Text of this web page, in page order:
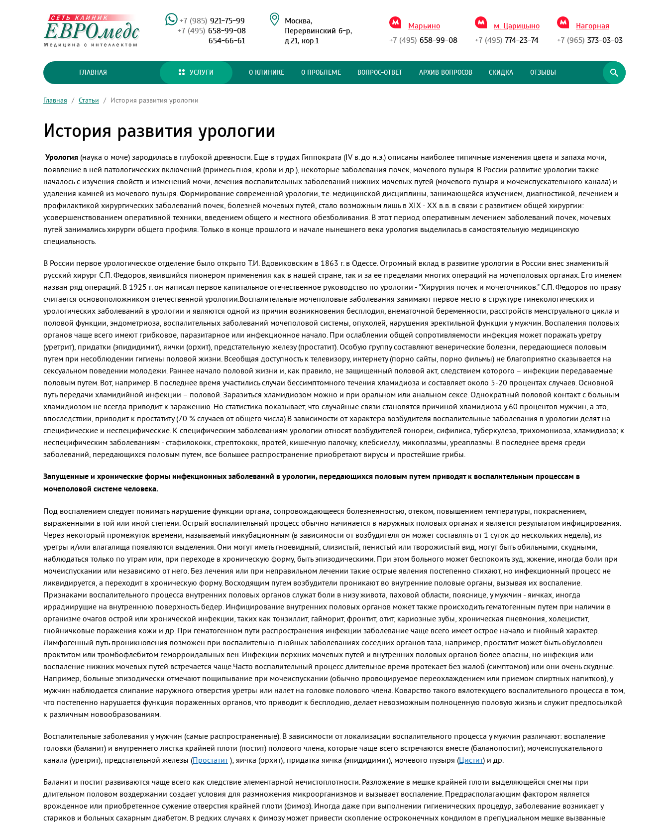
+7 (985) 921-75-99
+7 (495) 658-99-08
654-66-61
Москва,
Перервинский б-р,
д.21, кор.1
Марьино
+7 (495) 658-99-08
м. Царицыно
+7 (495) 774-23-74
Нагорная
+7 (965) 373-03-03
ГЛАВНАЯ УСЛУГИ О КЛИНИКЕ О ПРОБЛЕМЕ ВОПРОС-ОТВЕТ АРХИВ ВОПРОСОВ СКИДКА ОТЗЫВЫ
Главная / Статьи / История развития урологии
История развития урологии
Урология (наука о моче) зародилась в глубокой древности. Еще в трудах Гиппократа (IV в. до н.э.) описаны наиболее типичные изменения цвета и запаха мочи,
появление в ней патологических включений (примесь гноя, крови и др.), некоторые заболевания почек, мочевого пузыря. В России развитие урологии также
началось с изучения свойств и изменений мочи, лечения воспалительных заболеваний нижних мочевых путей (мочевого пузыря и мочеиспускательного канала) и
удаления камней из мочевого пузыря. Формирование современной урологии, т.е. медицинской дисциплины, занимающейся изучением, диагностикой, лечением и
профилактикой хирургических заболеваний почек, болезней мочевых путей, стало возможным лишь в XIX - XX в.в. в связи с развитием общей хирургии:
усовершенствованием оперативной техники, введением общего и местного обезболивания. В этот период оперативным лечением заболеваний почек, мочевых
путей занимались хирурги общего профиля. Только в конце прошлого и начале нынешнего века урология выделилась в самостоятельную медицинскую
специальность.
В России первое урологическое отделение было открыто Т.И. Вдовиковским в 1863 г. в Одессе. Огромный вклад в развитие урологии в России внес знаменитый
русский хирург С.П. Федоров, явившийся пионером применения как в нашей стране, так и за ее пределами многих операций на мочеполовых органах. Его именем
назван ряд операций. В 1925 г. он написал первое капитальное отечественное руководство по урологии - "Хирургия почек и мочеточников." С.П. Федоров по праву
считается основоположником отечественной урологии.Воспалительные мочеполовые заболевания занимают первое место в структуре гинекологических и
урологических заболеваний в урологии и являются одной из причин возникновения бесплодия, внематочной беременности, расстройств менструального цикла и
половой функции, эндометриоза, воспалительных заболеваний мочеполовой системы, опухолей, нарушения эректильной функции у мужчин. Воспаления половых
органов чаще всего имеют грибковое, паразитарное или инфекционное начало. При ослаблении общей сопротивляемости инфекция может поражать уретру
(уретрит), придатки (эпидидимит), яички (орхит), предстательную железу (простатит). Особую группу составляют венерические болезни, передающиеся половым
путем при несоблюдении гигиены половой жизни. Всеобщая доступность к телевизору, интернету (порно сайты, порно фильмы) не благоприятно сказывается на
сексуальном поведении молодежи. Раннее начало половой жизни и, как правило, не защищенный половой акт, следствием которого – инфекции передаваемые
половым путем. Вот, например. В последнее время участились случаи бессимптомного течения хламидиоза и составляет около 5-20 процентах случаев. Основной
путь передачи хламидийной инфекции – половой. Заразиться хламидиозом можно и при оральном или анальном сексе. Однократный половой контакт с больным
хламидиозом не всегда приводит к заражению. Но статистика показывает, что случайные связи становятся причиной хламидиоза у 60 процентов мужчин, а это,
впоследствии, приводит к простатиту (70 % случаев от общего числа).В зависимости от характера возбудителя воспалительные заболевания в урологии делят на
специфические и неспецифические. К специфическим заболеваниям урологии относят возбудителей гонореи, сифилиса, туберкулеза, трихомониоза, хламидиоза; к
неспецифическим заболеваниям - стафилококк, стрептококк, протей, кишечную палочку, клебсиеллу, микоплазмы, уреаплазмы. В последнее время среди
заболеваний, передающихся половым путем, все большее распространение приобретают вирусы и простейшие грибы.
Запущенные и хронические формы инфекционных заболеваний в урологии, передающихся половым путем приводят к воспалительным процессам в
мочеполовой системе человека.
Под воспалением следует понимать нарушение функции органа, сопровождающееся болезненностью, отеком, повышением температуры, покраснением,
выраженными в той или иной степени. Острый воспалительный процесс обычно начинается в наружных половых органах и является результатом инфицирования.
Через некоторый промежуток времени, называемый инкубационным (в зависимости от возбудителя он может составлять от 1 суток до нескольких недель), из
уретры и/или влагалища появляются выделения. Они могут иметь гноевидный, слизистый, пенистый или творожистый вид, могут быть обильными, скудными,
наблюдаться только по утрам или, при переходе в хроническую форму, быть эпизодическими. При этом больного может беспокоить зуд, жжение, иногда боли при
мочеиспускании или независимо от него. Без лечения или при неправильном лечении такие острые явления постепенно стихают, но инфекционный процесс не
ликвидируется, а переходит в хроническую форму. Восходящим путем возбудители проникают во внутренние половые органы, вызывая их воспаление.
Признаками воспалительного процесса внутренних половых органов служат боли в низу живота, паховой области, пояснице, у мужчин - яичках, иногда
иррадиирущие на внутреннюю поверхность бедер. Инфицирование внутренних половых органов может также происходить гематогенным путем при наличии в
организме очагов острой или хронической инфекции, таких как тонзиллит, гайморит, фронтит, отит, кариозные зубы, хроническая пневмония, холецистит,
гнойничковые поражения кожи и др. При гематогенном пути распространения инфекции заболевание чаще всего имеет острое начало и гнойный характер.
Лимфогенный путь проникновения возможен при воспалительно-гнойных заболеваниях соседних органов таза, например, простатит может быть обусловлен
проктитом или тромбофлебитом геморроидальных вен. Инфекции верхних мочевых путей и внутренних половых органов более опасны, но инфекция или
воспаление нижних мочевых путей встречается чаще.Часто воспалительный процесс длительное время протекает без жалоб (симптомов) или они очень скудные.
Например, больные эпизодически отмечают пощипывание при мочеиспускании (обычно провоцируемое переохлаждением или приемом спиртных напитков), у
мужчин наблюдается слипание наружного отверстия уретры или налет на головке полового члена. Коварство такого вялотекущего воспалительного процесса в том,
что постепенно нарушается функция пораженных органов, что приводит к бесплодию, делает невозможным полноценную половую жизнь и служит предпосылкой
к различным новообразованиям.
Воспалительные заболевания у мужчин (самые распространенные). В зависимости от локализации воспалительного процесса у мужчин различают: воспаление
головки (баланит) и внутреннего листка крайней плоти (постит) полового члена, которые чаще всего встречаются вместе (баланопостит); мочеиспускательного
канала (уретрит); предстательной железы (Простатит); яичка (орхит); придатка яичка (эпидидимит), мочевого пузыря (Цистит) и др.
Баланит и постит развиваются чаще всего как следствие элементарной нечистоплотности. Разложение в мешке крайней плоти выделяющейся смегмы при
длительном половом воздержании создает условия для размножения микроорганизмов и вызывает воспаление. Предрасполагающим фактором является
врожденное или приобретенное сужение отверстия крайней плоти (фимоз). Иногда даже при выполнении гигиенических процедур, заболевание возникает у
стариков и больных сахарным диабетом. В редких случаях к фимозу может привести скопление остроконечных кондилом в препуциальном мешке вызванные